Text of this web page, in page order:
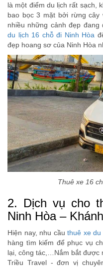
là một điểm du lịch rất sạch,
bao bọc 3 mặt bởi rừng cây
nhiều những cảnh đẹp
du lịch 16 chỗ đi Ninh Hòa
đẹp hoang sơ của Ninh Hòa
Thuê xe 16
2. Dịch vụ cho
Ninh Hòa –
Hiện nay, nhu cầuthuê xe
hàng tìm kiếm để phục vụ
lại, công tác,…Nắm bắt được
Triều Travel - đơn vị